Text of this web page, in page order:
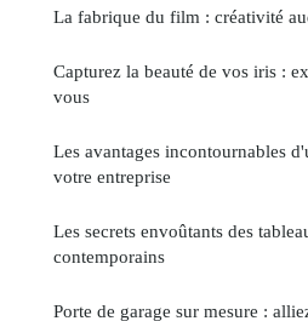
La fabrique du film : créativité
Capturez la beauté de vos iris :
vous
Les avantages incontournables
votre entreprise
Les secrets envoûtants des
contemporains
Porte de garage sur mesure :